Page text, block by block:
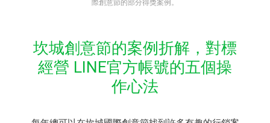
際創意節的部分得獎案例。
坎城創意節的案例折解，對標
經營 LINE官方帳號的五個操
作心法